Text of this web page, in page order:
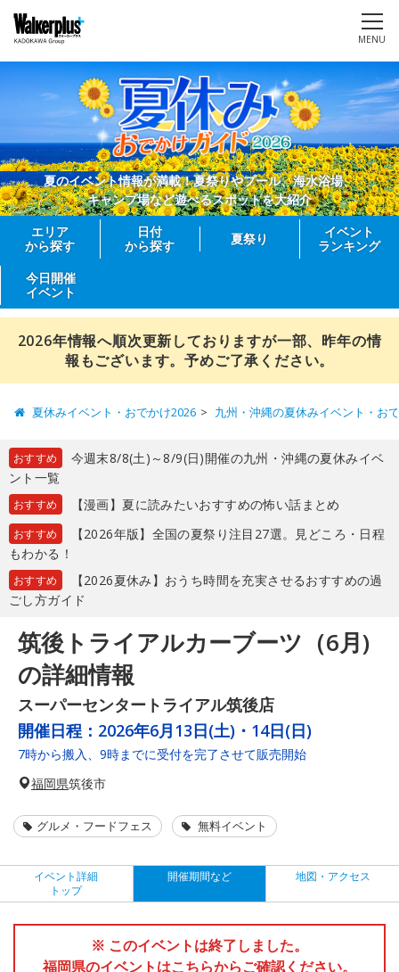
MENU
夏のイベント情報が満載！夏祭りやプール、海水浴場、
キャンプ場など遊べるスポットを大紹介
エリア
から探す
日付
から探す
夏祭り
イベント
ランキング
今日開催
イベント
2026年情報へ順次更新しておりますが一部、昨年の情
報もございます。予めご了承ください。
夏休みイベント・おでかけ2026 九州・沖縄の夏休みイベント・お
おすすめ
今週末8/8(土)～8/9(日)開催の九州・沖縄の夏休みイベ
ント一覧
おすすめ 【漫画】夏に読みたいおすすめの怖い話まとめ
おすすめ
【2026年版】全国の夏祭り注目27選。見どころ・日程
もわかる！
おすすめ
【2026夏休み】おうち時間を充実させるおすすめの過
ごし方ガイド
筑後トライアルカーブーツ（6月)
の詳細情報
スーパーセンタートライアル筑後店
開催日程： 2026年6月13日(土)・14日(日)
7時から搬入、9時までに受付を完了させて販売開始
福岡県筑後市
グルメ・フードフェス 無料イベント
イベント詳細
トップ
開催期間など 地図・アクセス
※ このイベントは終了しました。
福岡県のイベントはこちらからご確認ください。